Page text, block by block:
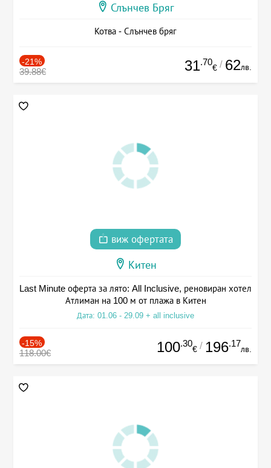
Слънчев Бряг
Котва - Слънчев бряг
-21%
39.88€ 31.70
€ / 62лв.
виж офертата
Китен
Last Minute оферта за лято: All Inclusive, реновиран хотел
Атлиман на 100 м от плажа в Китен
Дата: 01.06 - 29.09 + all inclusive
-15%
118.00€ 100.30
€ / 196.17
лв.